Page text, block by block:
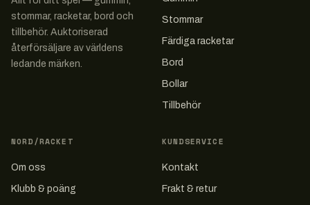
stommar, racketar, bord och
tillbehör. Auktoriserad
återförsäljare av världens
ledande märken.
Stommar
Färdiga racketar
Bord
Bollar
Tillbehör
NORD/RACKET
Om oss
Klubb & poäng
KUNDSERVICE
Kontakt
Frakt & retur